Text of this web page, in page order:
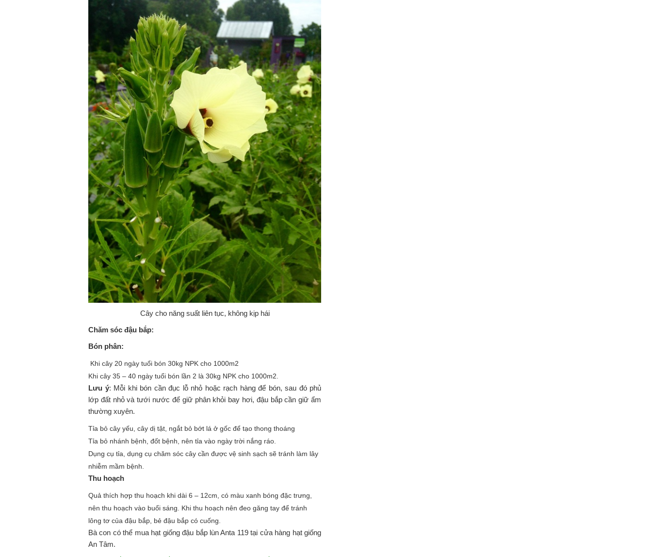
Cây cho năng suất liên tục, không kịp hái
Chăm sóc đậu bắp:
Bón phân:
Khi cây 20 ngày tuổi bón 30kg NPK cho 1000m2
Khi cây 35 – 40 ngày tuổi bón lần 2 là 30kg NPK cho 1000m2.
Lưu ý: Mỗi khi bón cần đục lỗ nhỏ hoặc rạch hàng để bón, sau đó phủ
lớp đất nhỏ và tưới nước để giữ phân khỏi bay hơi, đậu bắp cần giữ ẩm
thường xuyên.
Tỉa bỏ cây yếu, cây dị tật, ngắt bỏ bớt lá ở gốc để tạo thong thoáng
Tỉa bỏ nhánh bệnh, đốt bệnh, nên tỉa vào ngày trời nắng ráo.
Dụng cụ tỉa, dụng cụ chăm sóc cây cần được vệ sinh sạch sẽ tránh làm lây
nhiễm mầm bệnh.
Thu hoạch
Quả thích hợp thu hoạch khi dài 6 – 12cm, có màu xanh bóng đặc trưng,
nên thu hoạch vào buổi sáng. Khi thu hoạch nên đeo găng tay để tránh
lông tơ của đậu bắp, bẻ đậu bắp có cuống.
Bà con có thể mua hạt giống đậu bắp lùn Anta 119 tại cửa hàng hạt giống
An Tâm.